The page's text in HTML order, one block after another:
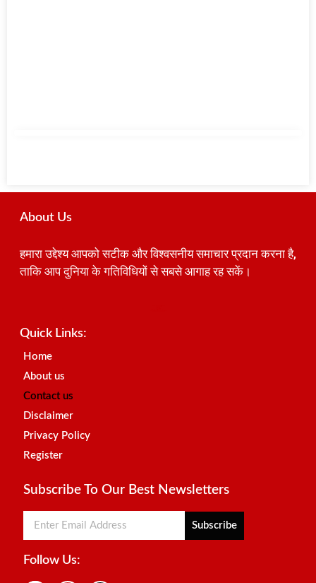
About Us
हमारा उद्देश्य आपको सटीक और विश्वसनीय समाचार प्रदान करना है,
ताकि आप दुनिया के गतिविधियों से सबसे आगाह रह सकें।
Quick Links:
Home
About us
Contact us
Disclaimer
Privacy Policy
Register
Subscribe To Our Best Newsletters
Subscribe
Follow Us: